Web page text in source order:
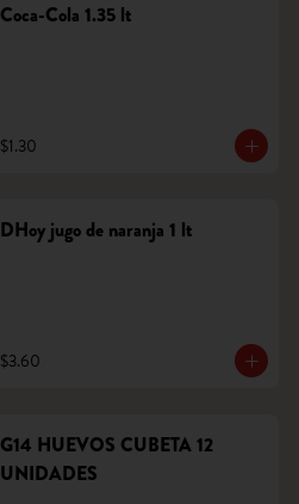
Coca-Cola 1.35 lt
$1.30
DHoy jugo de naranja 1 lt
$3.60
G14 HUEVOS CUBETA 12
UNIDADES